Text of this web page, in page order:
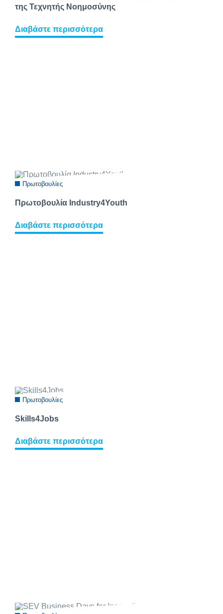
της Τεχνητής Νοημοσύνης
Διαβάστε περισσότερα
Πρωτοβουλίες
Πρωτοβουλία Industry4Youth
Διαβάστε περισσότερα
Πρωτοβουλίες
Skills4Jobs
Διαβάστε περισσότερα